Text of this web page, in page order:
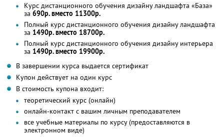
Курс дистанционного обучения дизайну ландшафта «База»
за 690р. вместо 11300р.
Полный курс дистанционного обучения дизайну ландшафта
за 1490р. вместо 18700р.
Полный курс дистанционного обучения дизайну интерьера
за 1490р. вместо 19900р.
В завершении курса выдается сертификат
Купон действует на один курс
В стоимость купона входит:
теоретический курс (онлайн)
онлайн-контакт с вашим личным преподавателем
все учебные материалы по курсу (предоставляются в
электронном виде)